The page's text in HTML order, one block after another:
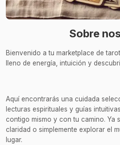
Sobre
Bienvenido a tu marketplace de
lleno de energía, intuición y
Aquí encontrarás una cuidada
lecturas espirituales y guías
contigo mismo y con tu camino. Ya
claridad o simplemente explorar el
lugar.